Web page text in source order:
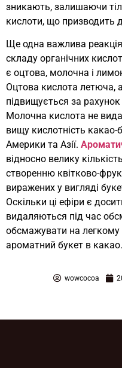
зникають, залишаючи
кислоти, що призводить
Ще одна важлива
складу органічних
є оцтова, молочна і
Оцтова кислота летюча,
підвищується за
Молочна кислота не
вищу кислотність какао-
Америки та Азії.
відносно велику
створенню квітково-
виражених у вигляді
Оскільки ці ефіри є
видаляються під час
обсмажувати на легкому
ароматний букет в какао.
wowcocoa